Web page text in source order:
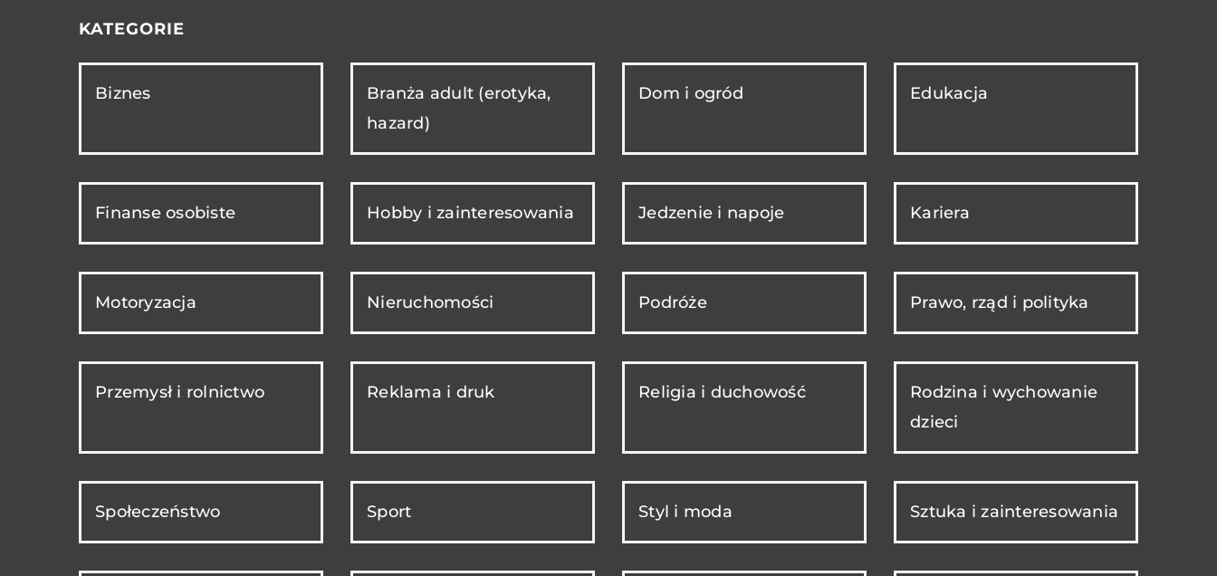
KATEGORIE
Biznes
Branża adult (erotyka,
hazard)
Dom i ogród Edukacja
Finanse osobiste Hobby i zainteresowania Jedzenie i napoje Kariera
Motoryzacja Nieruchomości Podróże Prawo, rząd i polityka
Przemysł i rolnictwo Reklama i druk Religia i duchowość
Rodzina i wychowanie
dzieci
Społeczeństwo Sport Styl i moda Sztuka i zainteresowania